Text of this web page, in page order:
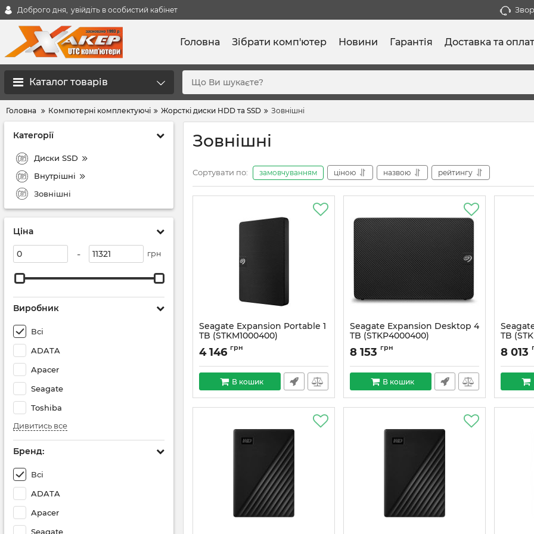
Доброго дня, увійдіть в особистий кабінет
Головна Зібрати комп'ютер Новини Гарантія Доставка та
Каталог товарів
Головна Компютерні комплектуючі Жорсткі диски HDD та SSD Зовнішні
Категорії
Диски SSD
Внутрішні
Зовнішні
Ціна
- грн
Виробник
Всі
ADATA
Apacer
Seagate
Toshiba
Дивитись все
Бренд:
Всі
ADATA
Apacer
Seagate
Зовнішні
Сортувати по: замовчуванням ціною назвою рейтингу
Seagate Expansion Portable 1
TB (STKM1000400)
Артикул: #1691
4 146 грн
В кошик
Seagate Expansion Desktop 4
TB (STKP4000400)
Артикул: #2556
8 153 грн
В кошик
TB
Артикул:
8 013